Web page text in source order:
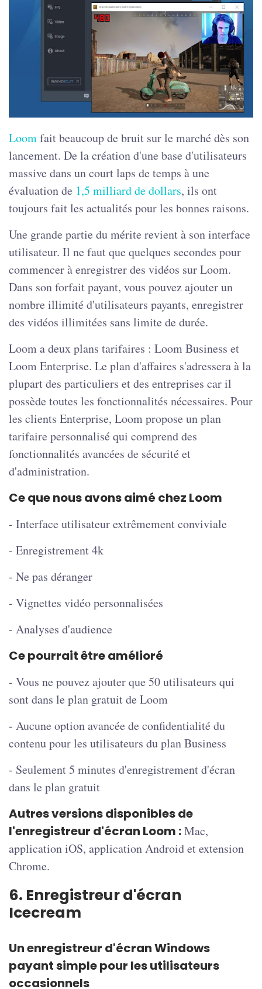
Loomfait beaucoup de bruit sur le marché dès son
lancement. De la création d'une base d'utilisateurs
massive dans un court laps de temps à une
évaluation de 1,5 milliard de dollars, ils ont
toujours fait les actualités pour les bonnes raisons.
Une grande partie du mérite revient à son interface
utilisateur. Il ne faut que quelques secondes pour
commencer à enregistrer des vidéos sur Loom.
Dans son forfait payant, vous pouvez ajouter un
nombre illimité d'utilisateurs payants, enregistrer
des vidéos illimitées sans limite de durée.
Loom a deux plans tarifaires : Loom Business et
Loom Enterprise. Le plan d'affaires s'adressera à la
plupart des particuliers et des entreprises car il
possède toutes les fonctionnalités nécessaires. Pour
les clients Enterprise, Loom propose un plan
tarifaire personnalisé qui comprend des
fonctionnalités avancées de sécurité et
d'administration.
Ce que nous avons aimé chez Loom
- Interface utilisateur extrêmement conviviale
- Enregistrement 4k
- Ne pas déranger
- Vignettes vidéo personnalisées
- Analyses d'audience
Ce pourrait être amélioré
- Vous ne pouvez ajouter que 50 utilisateurs qui
sont dans le plan gratuit de Loom
- Aucune option avancée de confidentialité du
contenu pour les utilisateurs du plan Business
- Seulement 5 minutes d'enregistrement d'écran
dans le plan gratuit
Autres versions disponibles de
l'enregistreur d'écran Loom :Mac,
application iOS, application Android et extension
Chrome.
6. Enregistreur d'écran
Icecream
Un enregistreur d'écran Windows
payant simple pour les utilisateurs
occasionnels